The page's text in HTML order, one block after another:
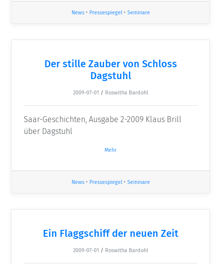
News• Pressespiegel• Seminare
Der stille Zauber von Schloss
Dagstuhl
2009-07-01 / Roswitha Bardohl
Saar-Geschichten, Ausgabe 2-2009 Klaus Brill
über Dagstuhl
Mehr
News• Pressespiegel• Seminare
Ein Flaggschiff der neuen Zeit
2009-07-01 / Roswitha Bardohl